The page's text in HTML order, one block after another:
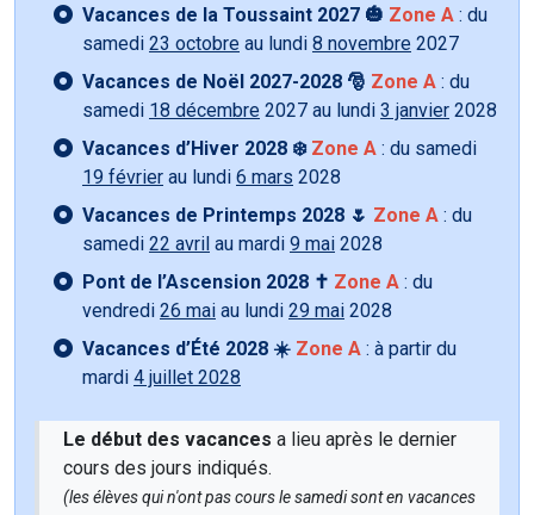
Vacances de la Toussaint 2027 🎃 Zone A : du
samedi 23 octobre au lundi 8 novembre 2027
Vacances de Noël 2027-2028 🎅 Zone A : du
samedi 18 décembre 2027 au lundi 3 janvier 2028
Vacances d’Hiver 2028 ❄️ Zone A : du samedi
19 février au lundi 6 mars 2028
Vacances de Printemps 2028 🌷 Zone A : du
samedi 22 avril au mardi 9 mai 2028
Pont de l’Ascension 2028 ✝️ Zone A : du
vendredi 26 mai au lundi 29 mai 2028
Vacances d’Été 2028 ☀️ Zone A : à partir du
mardi 4 juillet 2028
Le début des vacances a lieu après le dernier
cours des jours indiqués.
(les élèves qui n'ont pas cours le samedi sont en vacances